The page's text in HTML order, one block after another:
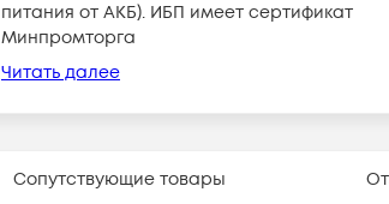
питания от АКБ). ИБП имеет сертификат
Минпромторга
Читать далее
Сопутствующие товары